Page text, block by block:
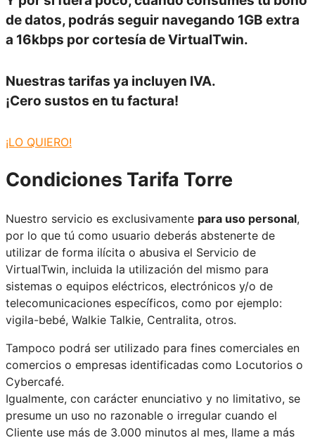
de datos, podrás seguir navegando 1GB extra
a 16kbps por cortesía de VirtualTwin.
Nuestras tarifas ya incluyen IVA.
¡Cero sustos en tu factura!
¡LO QUIERO!
Condiciones Tarifa Torre
Nuestro servicio es exclusivamente para uso personal,
por lo que tú como usuario deberás abstenerte de
utilizar de forma ilícita o abusiva el Servicio de
VirtualTwin, incluida la utilización del mismo para
sistemas o equipos eléctricos, electrónicos y/o de
telecomunicaciones específicos, como por ejemplo:
vigila-bebé, Walkie Talkie, Centralita, otros.
Tampoco podrá ser utilizado para fines comerciales en
comercios o empresas identificadas como Locutorios o
Cybercafé.
Igualmente, con carácter enunciativo y no limitativo, se
presume un uso no razonable o irregular cuando el
Cliente use más de 3.000 minutos al mes, llame a más